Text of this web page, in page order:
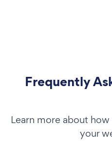
Frequently
Learn more about
your